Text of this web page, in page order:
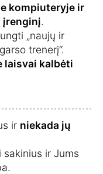
kompiuteryje ir
įrenginį.
„naujų ir
trenerį“.
laisvai kalbėti
ir niekada jų
ir Jums